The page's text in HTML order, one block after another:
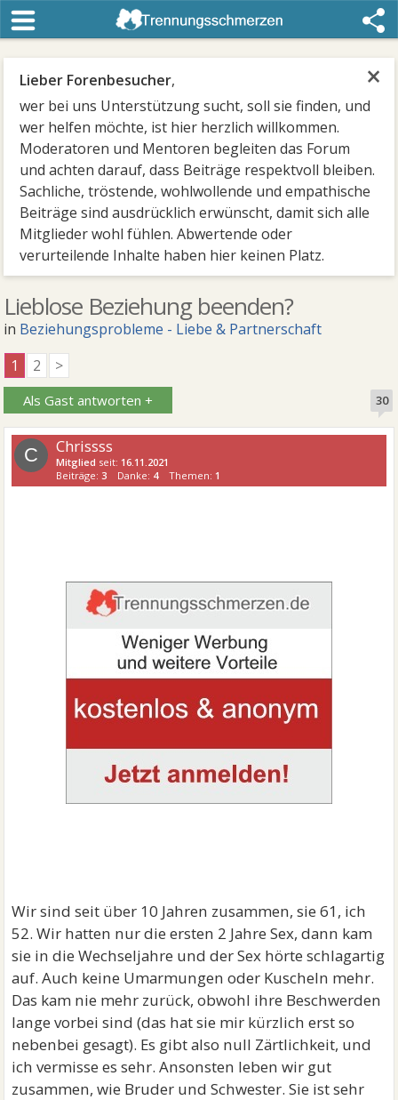
×
Lieber Forenbesucher,
wer bei uns Unterstützung sucht, soll sie finden, und
wer helfen möchte, ist hier herzlich willkommen.
Moderatoren und Mentoren begleiten das Forum
und achten darauf, dass Beiträge respektvoll bleiben.
Sachliche, tröstende, wohlwollende und empathische
Beiträge sind ausdrücklich erwünscht, damit sich alle
Mitglieder wohl fühlen. Abwertende oder
verurteilende Inhalte haben hier keinen Platz.
Lieblose Beziehung beenden?
in Beziehungsprobleme - Liebe & Partnerschaft
1
2 >
Als Gast antworten + 30
C Chrissss
Mitglied seit: 16.11.2021
Beiträge:3 Danke: 4 Themen: 1
Wir sind seit über 10 Jahren zusammen, sie 61, ich
52. Wir hatten nur die ersten 2 Jahre Sex, dann kam
sie in die Wechseljahre und der Sex hörte schlagartig
auf. Auch keine Umarmungen oder Kuscheln mehr.
Das kam nie mehr zurück, obwohl ihre Beschwerden
lange vorbei sind (das hat sie mir kürzlich erst so
nebenbei gesagt). Es gibt also null Zärtlichkeit, und
ich vermisse es sehr. Ansonsten leben wir gut
zusammen, wie Bruder und Schwester. Sie ist sehr